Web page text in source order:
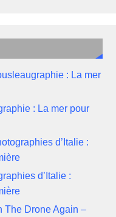
: La mer
: La mer pour
d’Italie :
d’Italie :
The Drone Again –